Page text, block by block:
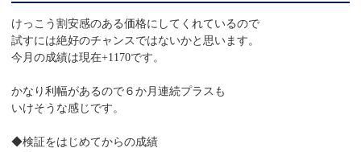
けっこう割安感のある価格にしてくれているので
試すには絶好のチャンスではないかと思います。
今月の成績は現在+1170です。
かなり利幅があるので６か月連続プラスも
いけそうな感じです。
◆検証をはじめてからの成績